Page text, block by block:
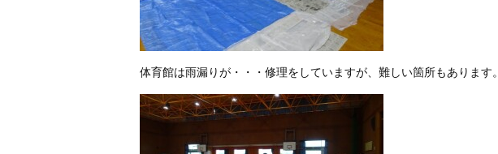
体育館は雨漏りが・・・修理をしていますが、難しい箇所もあります。